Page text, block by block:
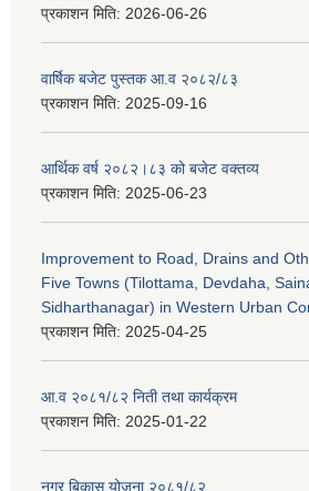
प्रकाशन मिति: 2026-06-26
वार्षिक बजेट पुस्तक आ.व २०८२/८३
प्रकाशन मिति: 2025-09-16
आर्थिक वर्ष २०८२।८३ को बजेट वक्तव्य
प्रकाशन मिति: 2025-06-23
Improvement to Road, Drains and
Five Towns (Tilottama, Devdaha,
Sidharthanagar) in Western Urban
प्रकाशन मिति: 2025-04-25
आ.व २०८१/८२ निती तथा कार्यक्रम
प्रकाशन मिति: 2025-01-22
नगर बिकास योजना २०८१/८२